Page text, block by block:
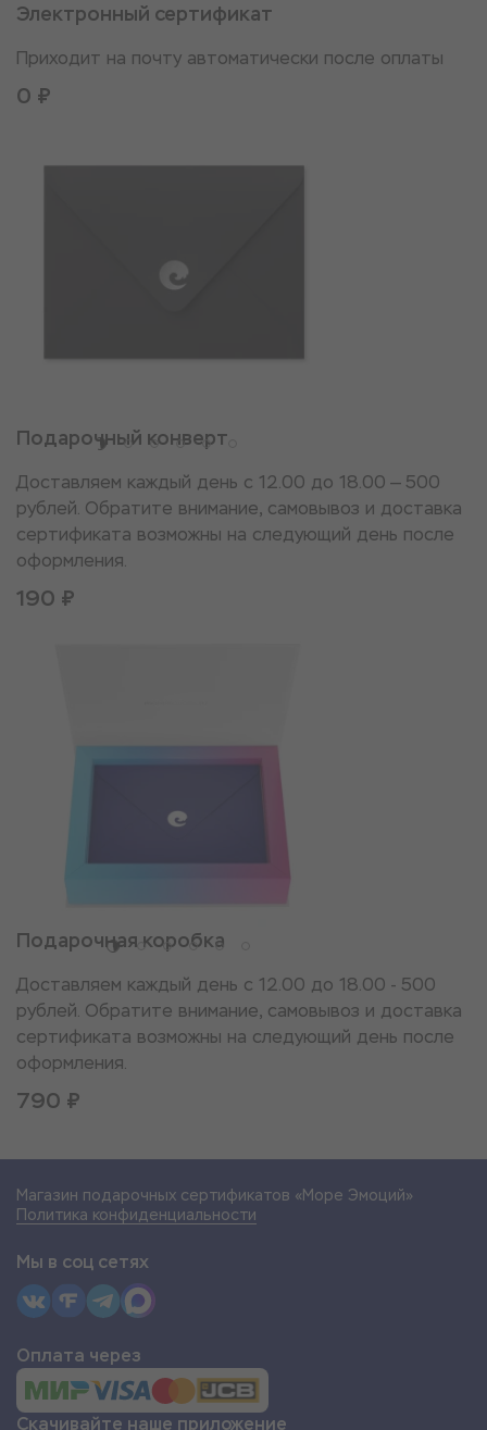
Электронный сертификат
Приходит на почту автоматически после оплаты
0 ₽
Подарочный конверт
Доставляем каждый день с 12.00 до 18.00 — 500
рублей. Обратите внимание, самовывоз и доставка
сертификата возможны на следующий день после
оформления.
190 ₽
Подарочная коробка
Доставляем каждый день с 12.00 до 18.00 - 500
рублей. Обратите внимание, самовывоз и доставка
сертификата возможны на следующий день после
оформления.
790 ₽
Магазин подарочных сертификатов «Море Эмоций»
Политика конфиденциальности
Мы в соц сетях
Оплата через
Скачивайте наше приложение